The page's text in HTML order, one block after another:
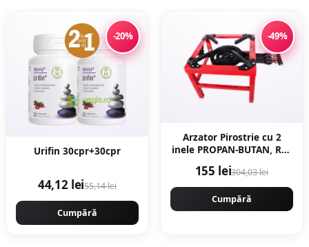
-20%
Urifin 30cpr+30cpr
44,12 lei55,14 lei
Cumpără
-49%
Arzator Pirostrie cu 2
inele PROPAN-BUTAN, R02
B4195
155 lei304,03 lei
Cumpără